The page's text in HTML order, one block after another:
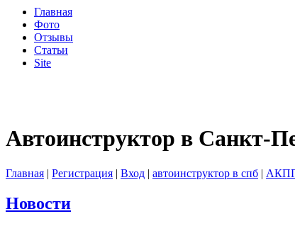
Главная
Фото
Отзывы
Статьи
Site
Автоинструктор в Санкт-
Главная | Регистрация | Вход | автоинструктор в спб | АКПП
Новости